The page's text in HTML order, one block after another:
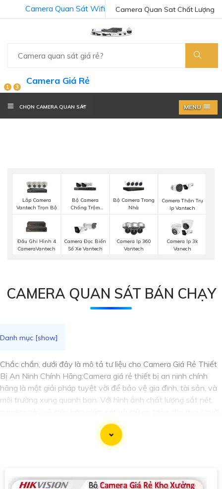
Camera Quan Sat Chất Lượng
Camera Quan Sát Wifi
1 3
Camera Giá Rẻ
CHỌN CAMERA QUAN SÁT MENU
Lắp Camera
Vantech Trọn Bộ
Bộ Camera
Chống Trộm
Bộ Camera Trong
Nhà
Camera Thân Trụ
Ip Vantech
Đầu Ghi Hình 4
CameraVantech
Camera Đọc Biển
Số Xe Vantech
Camera Ip 360
Vantech
Camera Ip 3k
Vanech
CAMERA QUAN SÁT BÁN CHẠY
Chắc chắn, dưới đây là mô tả tư liệu cho Camera Giá Rẻ Thiết
Bị An Ninh Chính Hãng:Camera giá rẻ thiết bị an ninh chính
hãng là một giải pháp tuyệt vời để bảo vệ gia đình, tài sản, và
môi trường xung quanh bạn. Với hình ảnh chất lượng sắt nét,
và vật phẩm quan trọng trong cuộc sống hàng ngày của bạn.
Những tính năng chính của camera này bao gồm:- Hình ảnh
sắc nét: Cung cấp hình ảnh chất lượng cao với độ phân giải
tín, giúp bạn yên tâm về chất lượng sản phẩm.- Giá cả phải